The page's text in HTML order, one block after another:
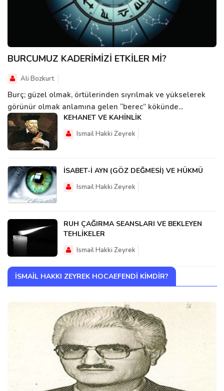
BURCUMUZ KADERİMİZİ ETKİLER Mİ?
Ali Bozkurt
Burç; güzel olmak, örtülerinden sıyrılmak ve yükselerek
görünür olmak anlamına gelen “berec” kökünde...
KEHANET VE KAHİNLİK
Ismail Hakki Zeyrek
İSABET-İ AYN (GÖZ DEĞMESİ) VE HÜKMÜ
Ismail Hakki Zeyrek
RUH ÇAĞIRMA SEANSLARI VE BEKLEYEN
TEHLİKELER
Ismail Hakki Zeyrek
İSMAIL HAKKI ZEYREK HOCAEFENDI KIMDIR?